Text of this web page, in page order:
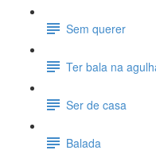
Sem querer
Ter bala na
Ser de casa
Balada